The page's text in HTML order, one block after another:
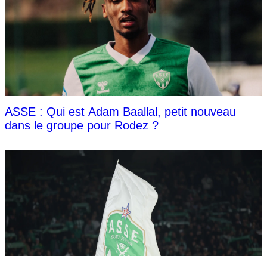
ASSE : Qui est Adam Baallal, petit nouveau
dans le groupe pour Rodez ?